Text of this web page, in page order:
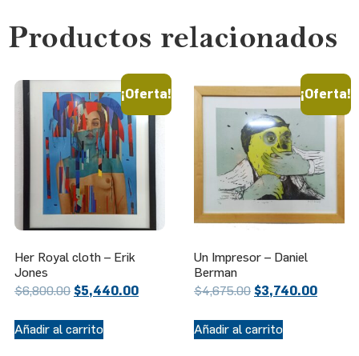
Productos relacionados
¡Oferta!
Her Royal cloth – Erik
Jones
$6,800.00 $5,440.00
Añadir al carrito
¡Oferta!
Un Impresor – Daniel
Berman
$4,675.00 $3,740.00
Añadir al carrito